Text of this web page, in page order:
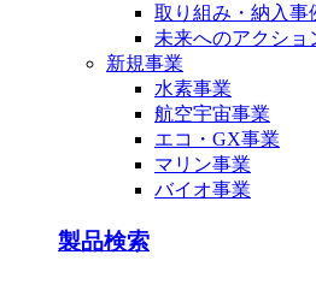
取り組み・納入事
未来へのアクショ
新規事業
水素事業
航空宇宙事業
エコ・GX事業
マリン事業
バイオ事業
製品検索